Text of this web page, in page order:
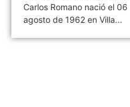
Carlos Romano nació el 06 de
agosto de 1962 en Villa...